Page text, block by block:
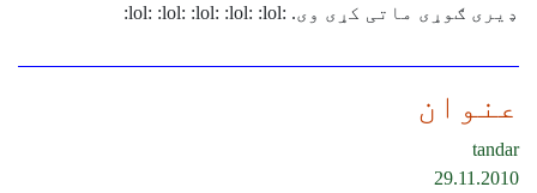
ډیری ګوړی ماتی کړی وی. :lol: :lol: :lol: :lol: :lol:
عنوان
tandar
29.11.2010